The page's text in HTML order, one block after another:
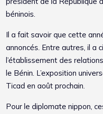
béninois.
Il a fait savoir que cette
annoncés. Entre autres, il a
l’établissement des
le Bénin. L’exposition
Ticad en août prochain.
Pour le diplomate nippon,